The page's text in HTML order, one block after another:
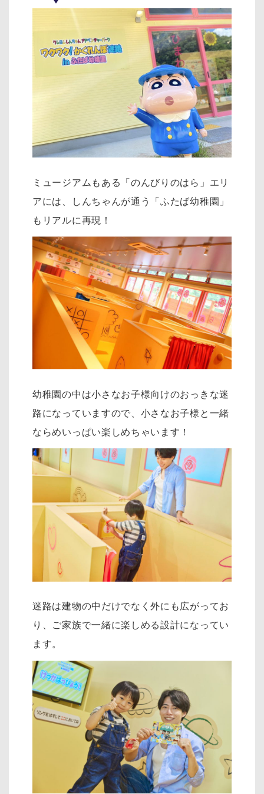
ミュージアムもある「のんびりのはら」エリ
アには、しんちゃんが通う「ふたば幼稚園」
もリアルに再現！
幼稚園の中は小さなお子様向けのおっきな迷
路になっていますので、小さなお子様と一緒
ならめいっぱい楽しめちゃいます！
迷路は建物の中だけでなく外にも広がってお
り、ご家族で一緒に楽しめる設計になってい
ます。